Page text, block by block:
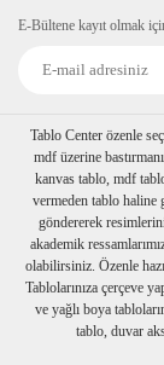
E-Bültene kayıt olmak
Tablo Center özenle
mdf üzerine
kanvas tablo, mdf
vermeden tablo haline
göndererek
akademik
olabilirsiniz. Özenle
Tablolarınıza çerçeve
ve yağlı boya
tablo, duvar